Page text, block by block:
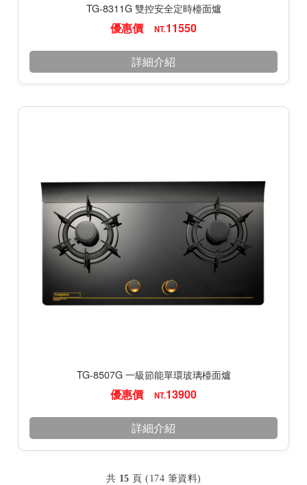
TG-8311G 雙控安全定時檯面爐
優惠價 NT.11550
詳細介紹
TG-8507G 一級節能單環玻璃檯面爐
優惠價 NT.13900
詳細介紹
共 15 頁 (174 筆資料)